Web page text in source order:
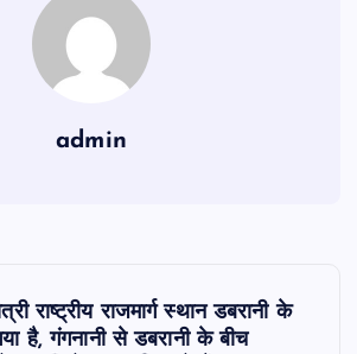
admin
राष्ट्रीय राजमार्ग स्थान डबरानी के
है, गंगनानी से डबरानी के बीच